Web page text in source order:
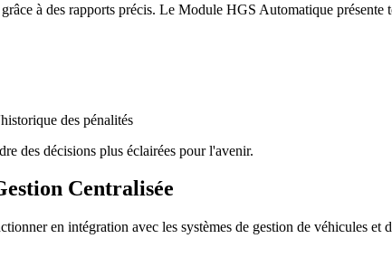
à des rapports précis. Le Module HGS Automatique présente
des pénalités
des décisions plus éclairées pour l'avenir.
Centralisée
en intégration avec les systèmes de gestion de véhicules